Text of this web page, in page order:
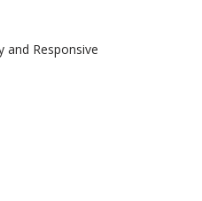
and Responsive